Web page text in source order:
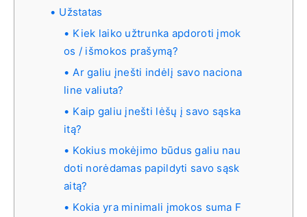
Užstatas
Kiek laiko užtrunka apdoroti įmok
os / išmokos prašymą?
Ar galiu įnešti indėlį savo naciona
line valiuta?
Kaip galiu įnešti lėšų į savo sąska
itą?
Kokius mokėjimo būdus galiu nau
doti norėdamas papildyti savo sąsk
aitą?
Kokia yra minimali įmokos suma F